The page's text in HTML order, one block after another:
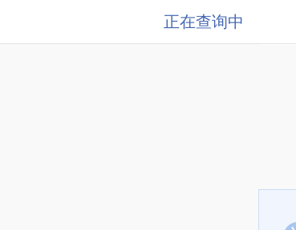
正在查询中